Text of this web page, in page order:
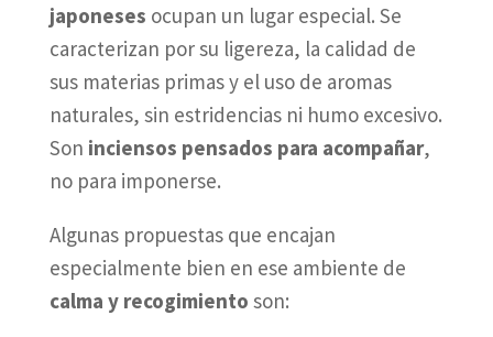
japoneses ocupan un lugar especial. Se
caracterizan por su ligereza, la calidad de
sus materias primas y el uso de aromas
naturales, sin estridencias ni humo excesivo.
Son inciensos pensados para acompañar,
no para imponerse.
Algunas propuestas que encajan
especialmente bien en ese ambiente de
calma y recogimiento son: